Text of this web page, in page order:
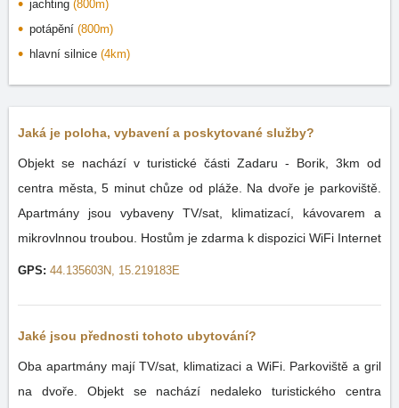
jachting (800m)
potápění (800m)
hlavní silnice (4km)
Jaká je poloha, vybavení a poskytované služby?
Objekt se nachází v turistické části Zadaru - Borik, 3km od
centra města, 5 minut chůze od pláže. Na dvoře je parkoviště.
Apartmány jsou vybaveny TV/sat, klimatizací, kávovarem a
mikrovlnnou troubou. Hostům je zdarma k dispozici WiFi Internet
GPS: 44.135603N, 15.219183E
Jaké jsou přednosti tohoto ubytování?
Oba apartmány mají TV/sat, klimatizaci a WiFi. Parkoviště a gril
na dvoře. Objekt se nachází nedaleko turistického centra